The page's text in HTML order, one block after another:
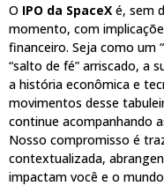
O IPO da SpaceX é, sem
momento, com
financeiro. Seja como um
“salto de fé” arriscado, a
a história econômica e
movimentos desse
continue acompanhando
Nosso compromisso é
contextualizada,
impactam você e o